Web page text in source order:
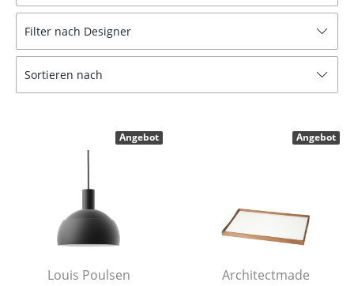
Bänke & Liegen
Sitzsäcke
Kinderstühle
Bürodrehstühle
Konferenzstühle
Bürosessel
Filter nach Designer
Sortieren nach
Louis Poulsen
Angebot
Architectmade
Angebot